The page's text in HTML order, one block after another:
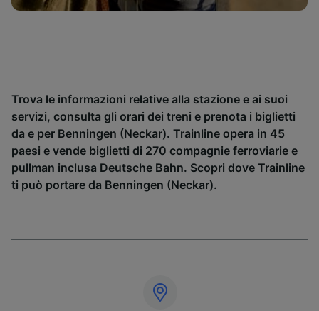
Trova le informazioni relative alla stazione e ai suoi
servizi, consulta gli orari dei treni e prenota i biglietti
da e per Benningen (Neckar). Trainline opera in 45
paesi e vende biglietti di 270 compagnie ferroviarie e
pullman inclusa Deutsche Bahn. Scopri dove Trainline
ti può portare da Benningen (Neckar).